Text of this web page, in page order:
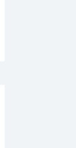
ターバル
ましたが、沢山